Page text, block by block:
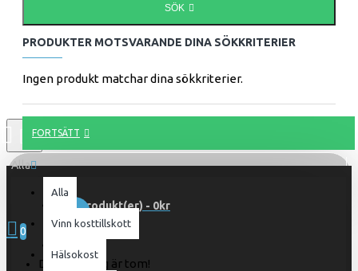
Alla
Alla
Vinn kosttillskott
Hälsokost
0 produkt(er) - 0kr
0
Din varukorg är tom!
SÖK
PRODUKTER MOTSVARANDE DINA SÖKKRITERIER
Ingen produkt matchar dina sökkriterier.
FORTSÄTT